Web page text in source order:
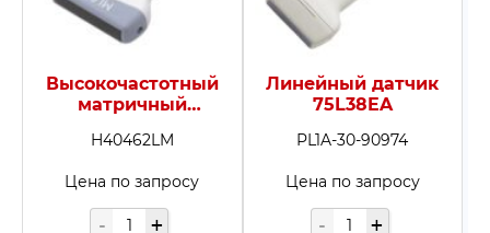
Высокочастотный
матричный
ML6-15-RS
H40462LM
Цена по запросу
Линейный датчик
75L38EA
PL1A-30-90974
Цена по запросу